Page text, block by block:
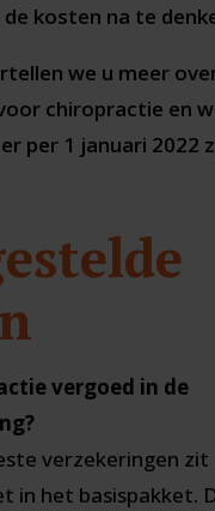
kosten na te
we u meer
chiropractie en
per 1 januari 2022
vergoed in de
verzekeringen zit
in het basispakket.